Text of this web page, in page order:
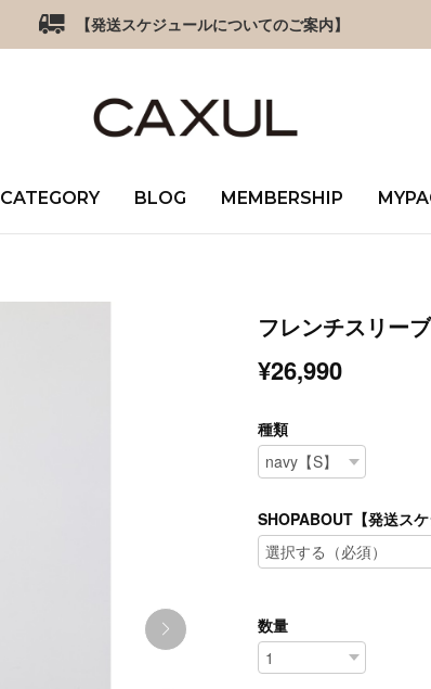
【発送スケジュールについてのご案内】
CATEGORY BLOG MEMBERSHIP
フレンチスリー
¥26,990
種類
SHOPABOUT【発送ス
数量